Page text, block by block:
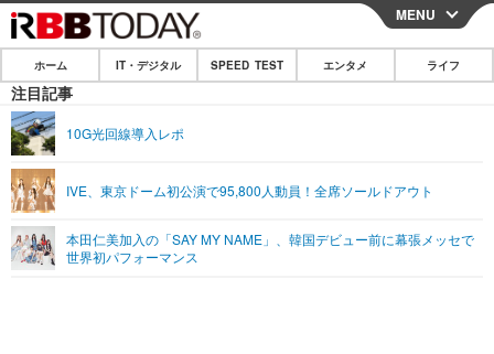
CLOSE
ホーム
IT・デジタル
ショッピング その他
SPEED TEST
エンタメ
エンタメTOP
ライフ
MENU
ホーム IT・デジタル SPEED TEST エンタメ ライフ
注目記事
10G光回線導入レポ
IVE、東京ドーム初公演で95,800人動員！全席ソールドアウト
本田仁美加入の「SAY MY NAME」、韓国デビュー前に幕張メッセで
世界初パフォーマンス